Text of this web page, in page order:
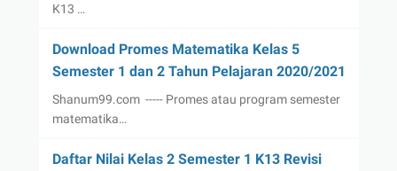
K13 …
Download Promes Matematika Kelas 5
Semester 1 dan 2 Tahun Pelajaran 2020/2021
Shanum99.com ----- Promes atau program semester
matematika…
Daftar Nilai Kelas 2 Semester 1 K13 Revisi